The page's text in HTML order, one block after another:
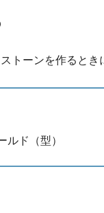
トーンを作るとき
ルド（型）